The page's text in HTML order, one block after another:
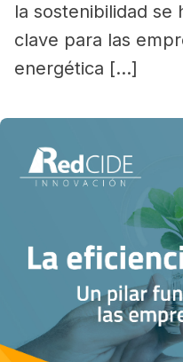
la sostenibilidad se
clave para las
energética […]